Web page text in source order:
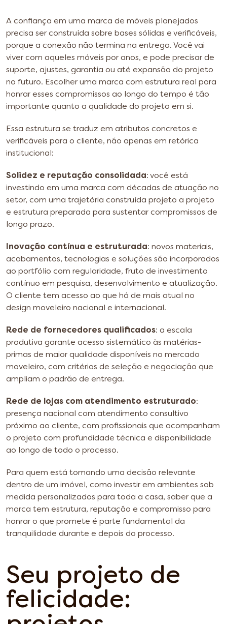
A confiança em uma marca de móveis planejados
precisa ser construída sobre bases sólidas e verificáveis,
porque a conexão não termina na entrega. Você vai
viver com aqueles móveis por anos, e pode precisar de
suporte, ajustes, garantia ou até expansão do projeto
no futuro. Escolher uma marca com estrutura real para
honrar esses compromissos ao longo do tempo é tão
importante quanto a qualidade do projeto em si.
Essa estrutura se traduz em atributos concretos e
verificáveis para o cliente, não apenas em retórica
institucional:
Solidez e reputação consolidada: você está
investindo em uma marca com décadas de atuação no
setor, com uma trajetória construída projeto a projeto
e estrutura preparada para sustentar compromissos de
longo prazo.
Inovação contínua e estruturada: novos materiais,
acabamentos, tecnologias e soluções são incorporados
ao portfólio com regularidade, fruto de investimento
contínuo em pesquisa, desenvolvimento e atualização.
O cliente tem acesso ao que há de mais atual no
design moveleiro nacional e internacional.
Rede de fornecedores qualificados: a escala
produtiva garante acesso sistemático às matérias-
primas de maior qualidade disponíveis no mercado
moveleiro, com critérios de seleção e negociação que
ampliam o padrão de entrega.
Rede de lojas com atendimento estruturado:
presença nacional com atendimento consultivo
próximo ao cliente, com profissionais que acompanham
o projeto com profundidade técnica e disponibilidade
ao longo de todo o processo.
Para quem está tomando uma decisão relevante
dentro de um imóvel, como investir em ambientes sob
medida personalizados para toda a casa, saber que a
marca tem estrutura, reputação e compromisso para
honrar o que promete é parte fundamental da
tranquilidade durante e depois do processo.
Seu projeto de
felicidade: